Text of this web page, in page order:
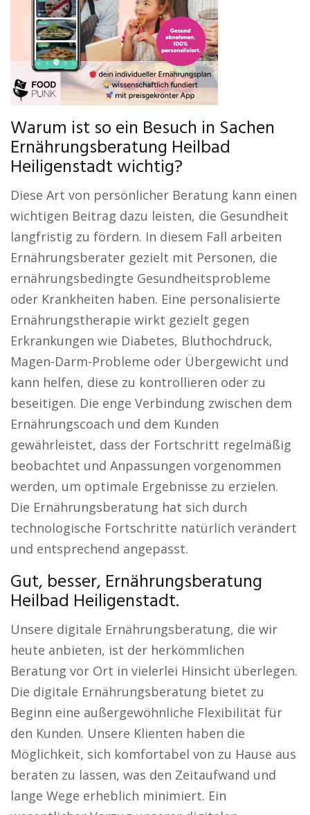
Warum ist so ein Besuch in Sachen
Ernährungsberatung Heilbad
Heiligenstadt wichtig?
Diese Art von persönlicher Beratung kann einen
wichtigen Beitrag dazu leisten, die Gesundheit
langfristig zu fördern. In diesem Fall arbeiten
Ernährungsberater gezielt mit Personen, die
ernährungsbedingte Gesundheitsprobleme
oder Krankheiten haben. Eine personalisierte
Ernährungstherapie wirkt gezielt gegen
Erkrankungen wie Diabetes, Bluthochdruck,
Magen-Darm-Probleme oder Übergewicht und
kann helfen, diese zu kontrollieren oder zu
beseitigen. Die enge Verbindung zwischen dem
Ernährungscoach und dem Kunden
gewährleistet, dass der Fortschritt regelmäßig
beobachtet und Anpassungen vorgenommen
werden, um optimale Ergebnisse zu erzielen.
Die Ernährungsberatung hat sich durch
technologische Fortschritte natürlich verändert
und entsprechend angepasst.
Gut, besser, Ernährungsberatung
Heilbad Heiligenstadt.
Unsere digitale Ernährungsberatung, die wir
heute anbieten, ist der herkömmlichen
Beratung vor Ort in vielerlei Hinsicht überlegen.
Die digitale Ernährungsberatung bietet zu
Beginn eine außergewöhnliche Flexibilität für
den Kunden. Unsere Klienten haben die
Möglichkeit, sich komfortabel von zu Hause aus
beraten zu lassen, was den Zeitaufwand und
lange Wege erheblich minimiert. Ein